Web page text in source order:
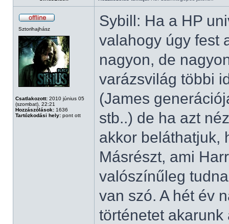
Sztorihajhász
Csatlakozott: 2010 június 05
(szombat), 22:21
Hozzászólások: 1636
Tartózkodási hely: pont ott
Sybill: Ha a HP
valahogy úgy fest
nagyon, de
varázsvilág többi
(James
stb..) de ha azt
akkor beláthatjuk,
Másrészt, ami
valószínűleg
van szó. A hét év
történetet